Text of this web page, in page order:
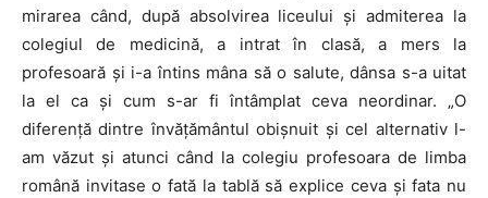
mirarea când, după absolvirea liceului și admiterea la
colegiul de medicină, a intrat în clasă, a mers la
profesoară și i-a întins mâna să o salute, dânsa s-a uitat
la el ca și cum s-ar fi întâmplat ceva neordinar. „O
diferență dintre învățământul obișnuit și cel alternativ l-
am văzut și atunci când la colegiu profesoara de limba
română invitase o fată la tablă să explice ceva și fata nu